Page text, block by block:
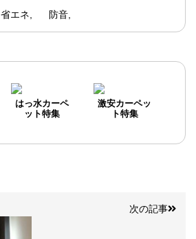
省エネ 防音
はっ水カーペ
ット特集
激安カーペッ
ト特集
次の記事